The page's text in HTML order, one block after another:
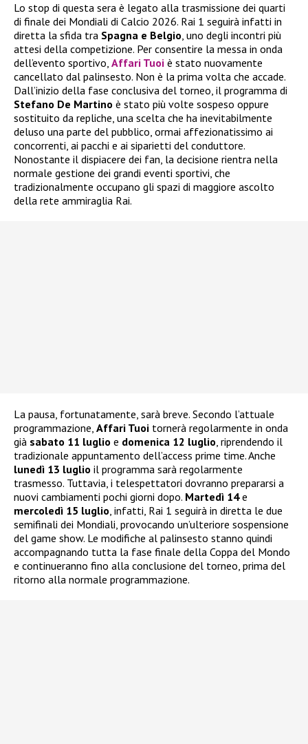
Lo stop di questa sera è legato alla trasmissione dei quarti
di finale dei Mondiali di Calcio 2026. Rai 1 seguirà infatti in
diretta la sfida tra Spagna e Belgio, uno degli incontri più
attesi della competizione. Per consentire la messa in onda
dell’evento sportivo, Affari Tuoi è stato nuovamente
cancellato dal palinsesto. Non è la prima volta che accade.
Dall’inizio della fase conclusiva del torneo, il programma di
Stefano De Martino è stato più volte sospeso oppure
sostituito da repliche, una scelta che ha inevitabilmente
deluso una parte del pubblico, ormai affezionatissimo ai
concorrenti, ai pacchi e ai siparietti del conduttore.
Nonostante il dispiacere dei fan, la decisione rientra nella
normale gestione dei grandi eventi sportivi, che
tradizionalmente occupano gli spazi di maggiore ascolto
della rete ammiraglia Rai.
La pausa, fortunatamente, sarà breve. Secondo l’attuale
programmazione, Affari Tuoi tornerà regolarmente in onda
già sabato 11 luglio e domenica 12 luglio, riprendendo il
tradizionale appuntamento dell’access prime time. Anche
lunedì 13 luglio il programma sarà regolarmente
trasmesso. Tuttavia, i telespettatori dovranno prepararsi a
nuovi cambiamenti pochi giorni dopo. Martedì 14e
mercoledì 15 luglio, infatti, Rai 1 seguirà in diretta le due
semifinali dei Mondiali, provocando un’ulteriore sospensione
del game show. Le modifiche al palinsesto stanno quindi
accompagnando tutta la fase finale della Coppa del Mondo
e continueranno fino alla conclusione del torneo, prima del
ritorno alla normale programmazione.